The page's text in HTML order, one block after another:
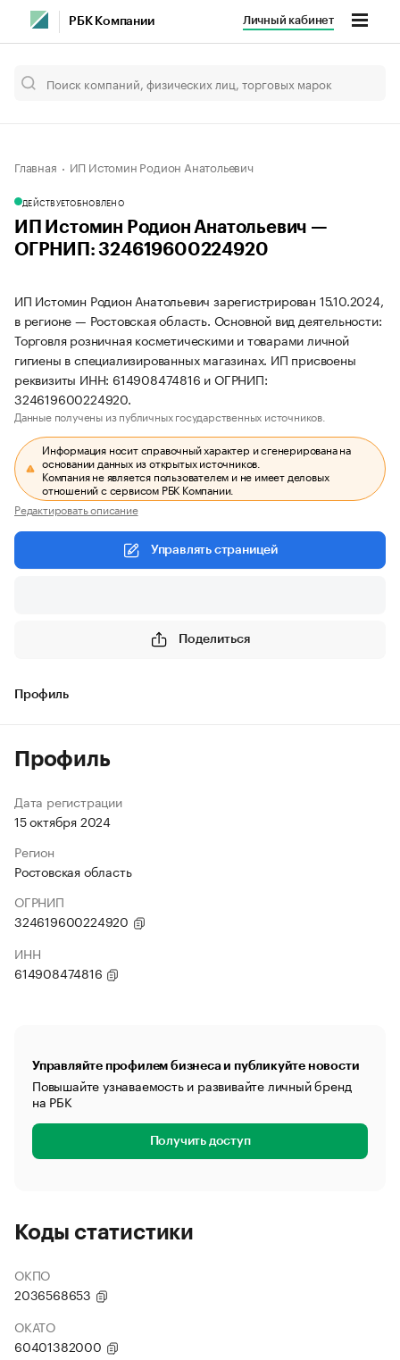
РБК Компании Личный кабинет
Главная ИП Истомин Родион Анатольевич
ДЕЙСТВУЕТОБНОВЛЕНО
ИП Истомин Родион Анатольевич —
ОГРНИП: 324619600224920
ИП Истомин Родион Анатольевич зарегистрирован 15.10.2024,
в регионе — Ростовская область. Основной вид деятельности:
Торговля розничная косметическими и товарами личной
гигиены в специализированных магазинах. ИП присвоены
реквизиты ИНН: 614908474816 и ОГРНИП:
324619600224920.
Данные получены из публичных государственных источников.
Информация носит справочный характер и сгенерирована на
основании данных из открытых источников.
Компания не является пользователем и не имеет деловых
отношений с сервисом РБК Компании.
Редактировать описание
Управлять страницей
Поделиться
Профиль
Профиль
Дата регистрации
15 октября 2024
Регион
Ростовская область
ОГРНИП
324619600224920
ИНН
614908474816
Управляйте профилем бизнеса и публикуйте новости
Повышайте узнаваемость и развивайте личный бренд
на РБК
Получить доступ
Коды статистики
ОКПО
2036568653
ОКАТО
60401382000